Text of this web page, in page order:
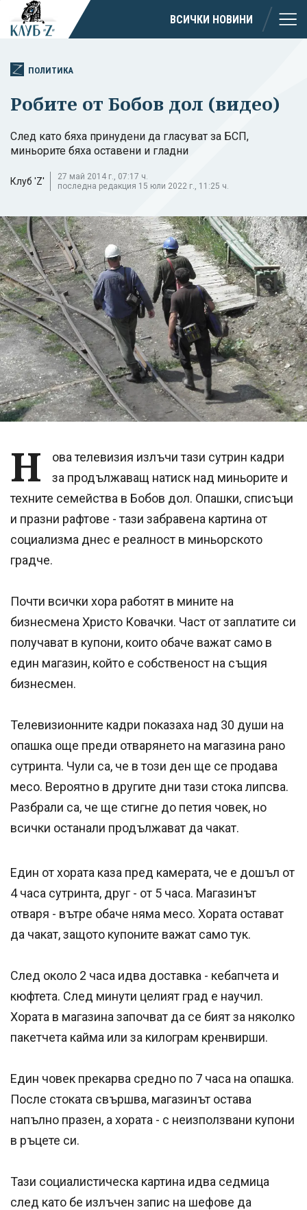
ВСИЧКИ НОВИНИ
ПОЛИТИКА
Робите от Бобов дол (видео)
След като бяха принудени да гласуват за БСП,
миньорите бяха оставени и гладни
Клуб 'Z'
27 май 2014 г., 07:17 ч.
последна редакция 15 юли 2022 г., 11:25 ч.
Н
ова телевизия излъчи тази сутрин кадри
за продължаващ натиск над миньорите и
техните семейства в Бобов дол. Опашки, списъци
и празни рафтове - тази забравена картина от
социализма днес е реалност в миньорското
градче.
Почти всички хора работят в мините на
бизнесмена Христо Ковачки. Част от заплатите си
получават в купони, които обаче важат само в
един магазин, който е собственост на същия
бизнесмен.
Телевизионните кадри показаха над 30 души на
опашка още преди отварянето на магазина рано
сутринта. Чули са, че в този ден ще се продава
месо. Вероятно в другите дни тази стока липсва.
Разбрали са, че ще стигне до петия човек, но
всички останали продължават да чакат.
Един от хората каза пред камерата, че е дошъл от
4 часа сутринта, друг - от 5 часа. Магазинът
отваря - вътре обаче няма месо. Хората остават
да чакат, защото купоните важат само тук.
След около 2 часа идва доставка - кебапчета и
кюфтета. След минути целият град е научил.
Хората в магазина започват да се бият за няколко
пакетчета кайма или за килограм кренвирши.
Един човек прекарва средно по 7 часа на опашка.
После стоката свършва, магазинът остава
напълно празен, а хората - с неизползвани купони
в ръцете си.
Тази социалистическа картина идва седмица
след като бе излъчен запис на шефове да